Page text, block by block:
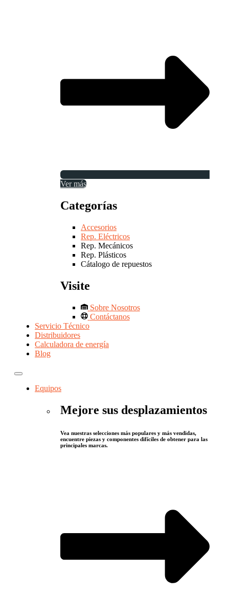
Ver más
Categorías
Accesorios
Rep. Eléctricos
Rep. Mecánicos
Rep. Plásticos
Cátalogo de repuestos
Visite
Sobre Nosotros
Contáctanos
Servicio Técnico
Distribuidores
Calculadora de energía
Blog
Equipos
Mejore sus desplazamientos
Vea nuestras selecciones más populares y más vendidas,
encuentre piezas y componentes difíciles de obtener para las
principales marcas.